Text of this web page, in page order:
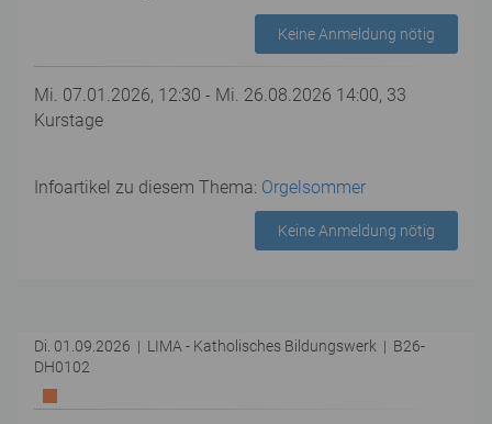
Keine Anmeldung nötig
Mi. 07.01.2026, 12:30 - Mi. 26.08.2026 14:00, 33
Kurstage
Infoartikel zu diesem Thema: Orgelsommer
Keine Anmeldung nötig
Di. 01.09.2026 | LIMA - Katholisches Bildungswerk | B26-
DH0102